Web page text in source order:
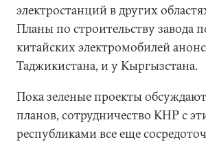
электростанций в других
Планы по строительству завода
китайских электромобилей
Таджикистана, и у Кыргызстана.
Пока зеленые проекты
планов, сотрудничество КНР с
республиками все еще